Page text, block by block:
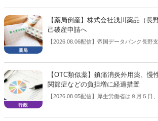
【薬局倒産】株式会社浅川薬品（長
己破産申請へ
【2026.08.06配信】帝国データバンク長野
川薬品（長野市）は7月31日に事業を停止
【OTC類似薬】鎮痛消炎外用薬、慢
関節症などの負担増に経過措置
【2026.08.05配信】厚生労働省は８月５日
保険給付の見直しの実施に向けた技術的検